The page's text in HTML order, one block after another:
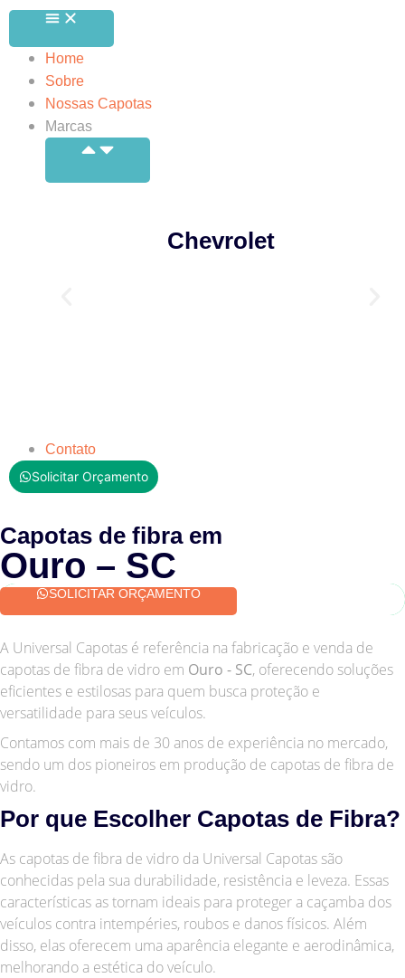
Home
Sobre
Nossas Capotas
Marcas
Chevrolet
Contato
Solicitar Orçamento
Capotas de fibra em
Ouro – SC
SOLICITAR ORÇAMENTO
A Universal Capotas é referência na fabricação e venda de
capotas de fibra de vidro em Ouro - SC, oferecendo soluções
eficientes e estilosas para quem busca proteção e
versatilidade para seus veículos.
Contamos com mais de 30 anos de experiência no mercado,
sendo um dos pioneiros em produção de capotas de fibra de
vidro.
Por que Escolher Capotas de Fibra?
As capotas de fibra de vidro da Universal Capotas são
conhecidas pela sua durabilidade, resistência e leveza. Essas
características as tornam ideais para proteger a caçamba dos
veículos contra intempéries, roubos e danos físicos. Além
disso, elas oferecem uma aparência elegante e aerodinâmica,
melhorando a estética do veículo.